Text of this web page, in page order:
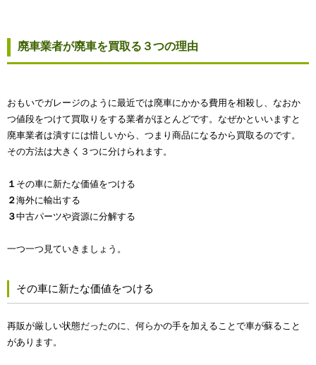
廃車業者が廃車を買取る３つの理由
おもいでガレージのように最近では廃車にかかる費用を相殺し、なおか
つ値段をつけて買取りをする業者がほとんどです。なぜかといいますと
廃車業者は潰すには惜しいから、つまり商品になるから買取るのです。
その方法は大きく３つに分けられます。
１ その車に新たな価値をつける
２海外に輸出する
３中古パーツや資源に分解する
一つ一つ見ていきましょう。
その車に新たな価値をつける
再販が厳しい状態だったのに、何らかの手を加えることで車が蘇ること
があります。